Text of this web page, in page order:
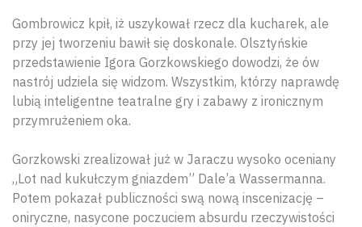
Gombrowicz kpił, iż uszykował rzecz dla kucharek, ale
przy jej tworzeniu bawił się doskonale. Olsztyńskie
przedstawienie Igora Gorzkowskiego dowodzi, że ów
nastrój udziela się widzom. Wszystkim, którzy naprawdę
lubią inteligentne teatralne gry i zabawy z ironicznym
przymrużeniem oka.
Gorzkowski zrealizował już w Jaraczu wysoko oceniany
„Lot nad kukułczym gniazdem” Dale’a Wassermanna.
Potem pokazał publiczności swą nową inscenizację –
oniryczne, nasycone poczuciem absurdu rzeczywistości